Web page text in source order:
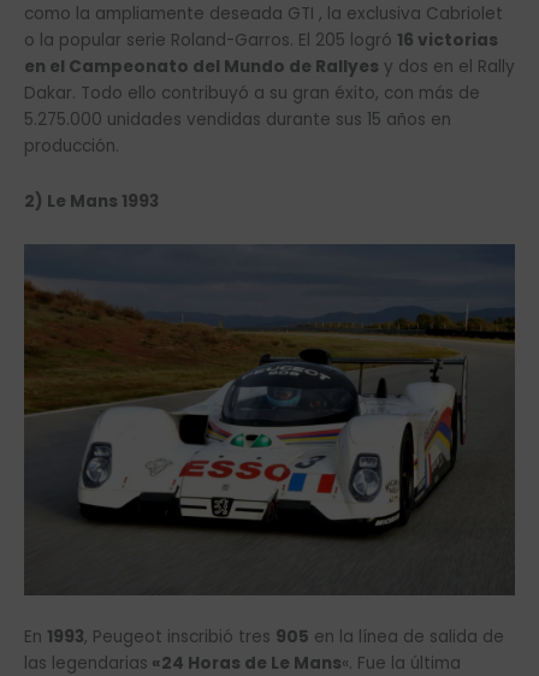
como la ampliamente deseada GTI , la exclusiva Cabriolet
o la popular serie Roland-Garros. El 205 logró 16 victorias
en el Campeonato del Mundo de Rallyes y dos en el Rally
Dakar. Todo ello contribuyó a su gran éxito, con más de
5.275.000 unidades vendidas durante sus 15 años en
producción.
2) Le Mans 1993
En 1993, Peugeot inscribió tres 905 en la línea de salida de
las legendarias «24 Horas de Le Mans«. Fue la última